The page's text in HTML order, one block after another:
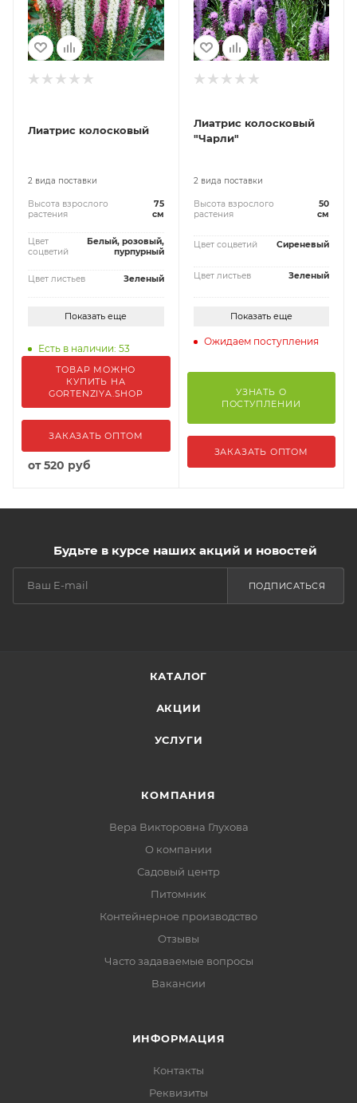
Лиатрис колосковый
2 вида поставки
Высота взрослого
растения
75
см
Цвет
соцветий
Белый, розовый,
пурпурный
Цвет листьев Зеленый
Показать еще
Есть в наличии: 53
ТОВАР МОЖНО
КУПИТЬ НА
GORTENZIYA.SHOP
ЗАКАЗАТЬ ОПТОМ
от520 руб
Лиатрис колосковый
"Чарли"
2 вида поставки
Высота взрослого
растения
50
см
Цвет соцветий Сиреневый
Цвет листьев Зеленый
Показать еще
Ожидаем поступления
УЗНАТЬ О
ПОСТУПЛЕНИИ
ЗАКАЗАТЬ ОПТОМ
Будьте в курсе наших акций и новостей
ПОДПИСАТЬСЯ
КАТАЛОГ
АКЦИИ
УСЛУГИ
КОМПАНИЯ
Вера Викторовна Глухова
О компании
Садовый центр
Питомник
Контейнерное производство
Отзывы
Часто задаваемые вопросы
Вакансии
ИНФОРМАЦИЯ
Контакты
Реквизиты